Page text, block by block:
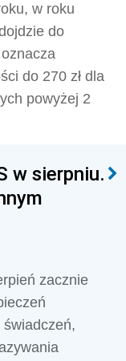
w roku
do
do 270 zł dla
powyżej 2
w sierpniu.
zacznie
świadczeń,